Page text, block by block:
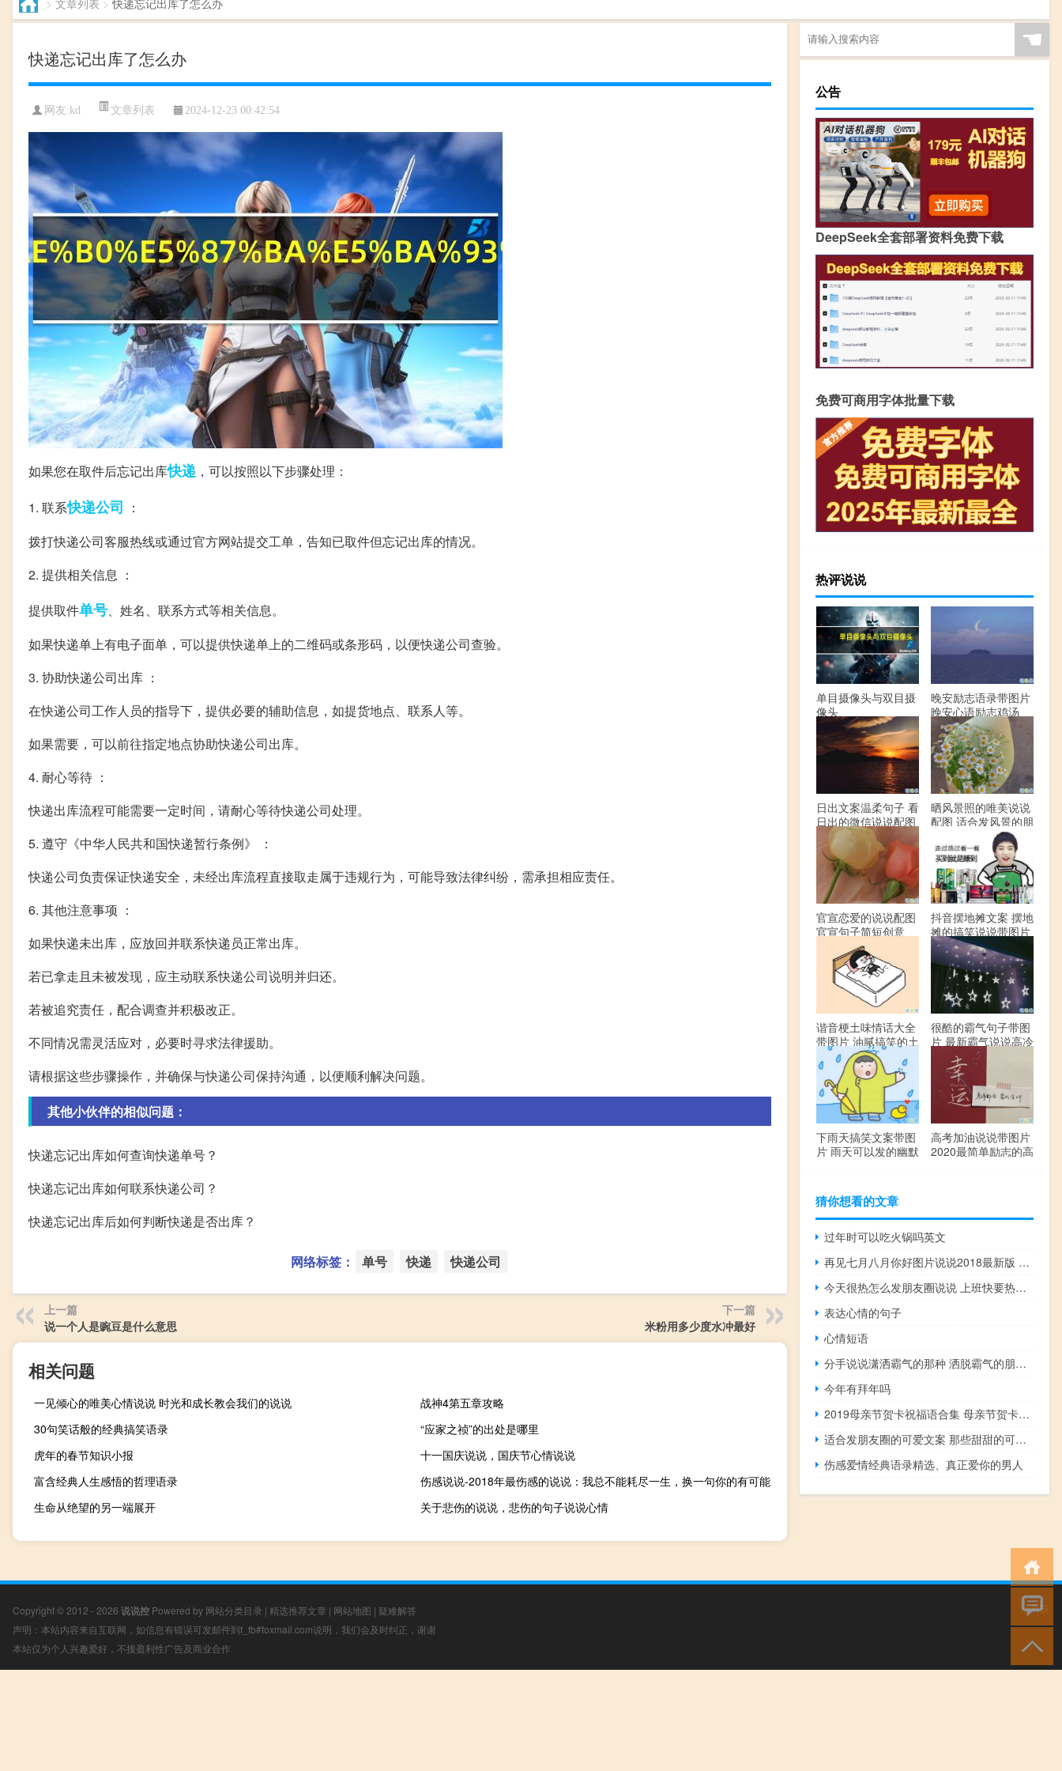
快递忘记出库了怎么办
网友:kd 文章列表 2024-12-23 00:42:54
如果您在取件后忘记出库快递 ，可以按照以下步骤处理：
1. 联系快递公司 ：
拨打快递公司客服热线或通过官方网站提交工单，告知已取件但忘记出库的情况。
2. 提供相关信息 ：
提供取件单号、姓名、联系方式等相关信息。
如果快递单上有电子面单，可以提供快递单上的二维码或条形码，以便快递公司查验。
3. 协助快递公司出库 ：
在快递公司工作人员的指导下，提供必要的辅助信息，如提货地点、联系人等。
如果需要，可以前往指定地点协助快递公司出库。
4. 耐心等待 ：
快递出库流程可能需要一定时间，请耐心等待快递公司处理。
5. 遵守《中华人民共和国快递暂行条例》 ：
快递公司负责保证快递安全，未经出库流程直接取走属于违规行为，可能导致法律纠纷，需承担相应责任。
6. 其他注意事项 ：
如果快递未出库，应放回并联系快递员正常出库。
若已拿走且未被发现，应主动联系快递公司说明并归还。
若被追究责任，配合调查并积极改正。
不同情况需灵活应对，必要时寻求法律援助。
请根据这些步骤操作，并确保与快递公司保持沟通，以便顺利解决问题。
其他小伙伴的相似问题：
快递忘记出库如何查询快递单号？
快递忘记出库如何联系快递公司？
快递忘记出库后如何判断快递是否出库？
网络标签： 单号 快递 快递公司
上一篇
说一个人是豌豆是什么意思
下一篇
米粉用多少度水冲最好
相关问题
一见倾心的唯美心情说说 时光和成长教会我们的说说
战神4第五章攻略
30句笑话般的经典搞笑语录
“应家之祯”的出处是哪里
虎年的春节知识小报
十一国庆说说，国庆节心情说说
富含经典人生感悟的哲理语录
伤感说说-2018年最伤感的说说：我总不能耗尽一生，换一句你的有可能
生命从绝望的另一端展开
关于悲伤的说说，悲伤的句子说说心情
☚
公告
DeepSeek全套部署资料免费下载
免费可商用字体批量下载
热评说说
单目摄像头与双目摄
像头
晚安励志语录带图片
晚安心语励志鸡汤
日出文案温柔句子 看
日出的微信说说配图
晒风景照的唯美说说
配图 适合发风景的朋
官宣恋爱的说说配图
官宣句子简短创意
抖音摆地摊文案 摆地
摊的搞笑说说带图片
谐音梗土味情话大全
带图片 油腻搞笑的土
味情话
很酷的霸气句子带图
片 最新霸气说说高冷
下雨天搞笑文案带图
片 雨天可以发的幽默
高考加油说说带图片
2020最简单励志的高
猜你想看的文章
过年时可以吃火锅吗英文
再见七月八月你好图片说说2018最新版 唯美好听的八月你好说说配图
今天很热怎么发朋友圈说说 上班快要热死了的说说
表达心情的句子
心情短语
分手说说潇洒霸气的那种 洒脱霸气的朋友圈分手句子
今年有拜年吗
2019母亲节贺卡祝福语合集 母亲节贺卡赞美妈妈的话
适合发朋友圈的可爱文案 那些甜甜的可爱句子合集
伤感爱情经典语录精选、真正爱你的男人
Copyright © 2012 - 2026 说说控 Powered by 网站分类目录 | 精选推荐文章 | 网站地图 | 疑难解答
声明：本站内容来自互联网，如信息有错误可发邮件到f_fb#foxmail.com说明，我们会及时纠正，谢谢
本站仅为个人兴趣爱好，不接盈利性广告及商业合作
小男孩